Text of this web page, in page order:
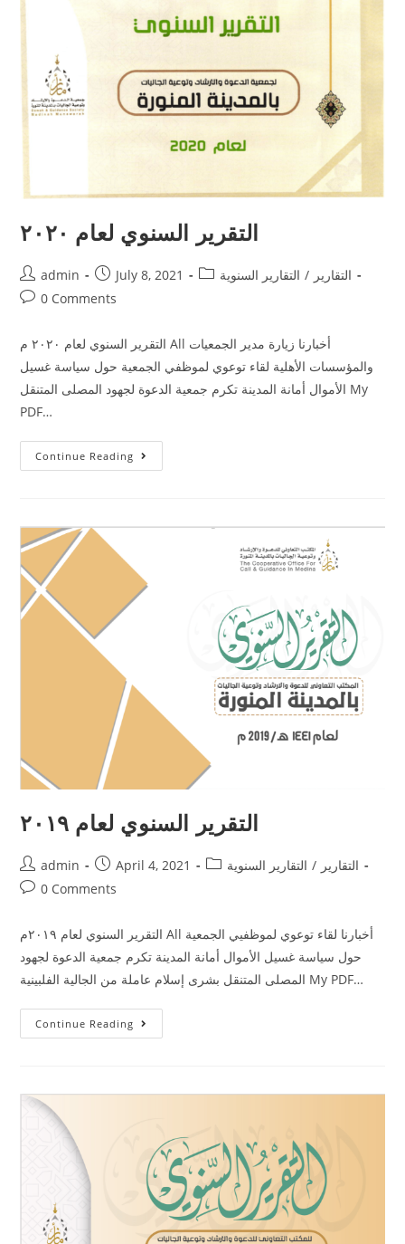
التقرير السنوي لعام ٢٠٢٠
admin July 8, 2021 التقارير / التقارير السنوية
0 Comments
التقرير السنوي لعام ٢٠٢٠ م All أخبارنا زيارة مدير الجمعيات
والمؤسسات الأهلية لقاء توعوي لموظفي الجمعية حول سياسة غسيل
الأموال أمانة المدينة تكرم جمعية الدعوة لجهود المصلى المتنقل My
PDF…
Continue Reading
التقرير السنوي لعام ٢٠١٩
admin April 4, 2021 التقارير / التقارير السنوية
0 Comments
التقرير السنوي لعام ٢٠١٩م All أخبارنا لقاء توعوي لموظفيي الجمعية
حول سياسة غسيل الأموال أمانة المدينة تكرم جمعية الدعوة لجهود
المصلى المتنقل بشرى إسلام عاملة من الجالية الفلبينية My PDF…
Continue Reading